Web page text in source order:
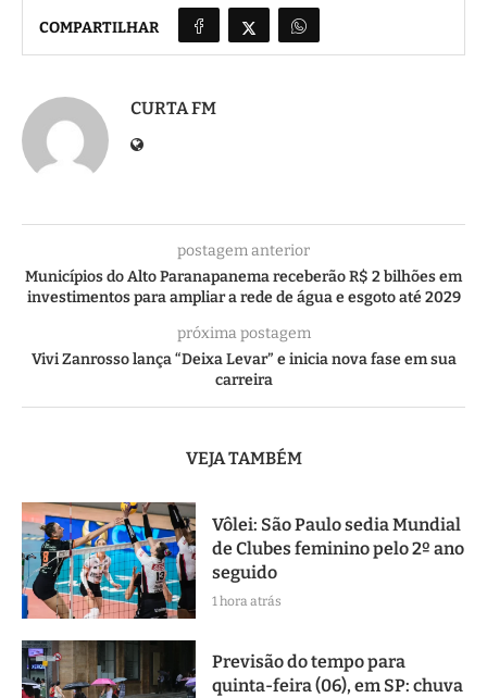
COMPARTILHAR
CURTA FM
postagem anterior
Municípios do Alto Paranapanema receberão R$ 2 bilhões em
investimentos para ampliar a rede de água e esgoto até 2029
próxima postagem
Vivi Zanrosso lança “Deixa Levar” e inicia nova fase em sua
carreira
VEJA TAMBÉM
Vôlei: São Paulo sedia Mundial
de Clubes feminino pelo 2º ano
seguido
1 hora atrás
Previsão do tempo para
quinta-feira (06), em SP: chuva